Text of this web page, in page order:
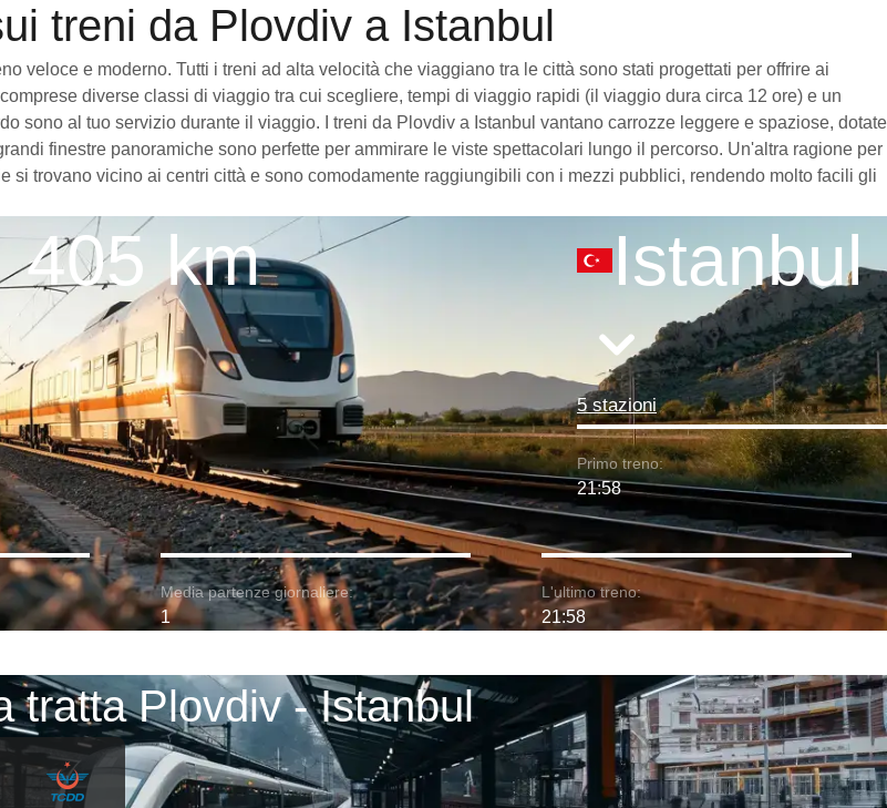
treni da Plovdiv a Istanbul
veloce e moderno. Tutti i treni ad alta velocità che viaggiano tra le città sono stati progettati per offrire ai
diverse classi di viaggio tra cui scegliere, tempi di viaggio rapidi (il viaggio dura circa 12 ore) e un
sono al tuo servizio durante il viaggio. I treni da Plovdiv a Istanbul vantano carrozze leggere e spaziose, dotate
finestre panoramiche sono perfette per ammirare le viste spettacolari lungo il percorso. Un'altra ragione per
trovano vicino ai centri città e sono comodamente raggiungibili con i mezzi pubblici, rendendo molto facili gli
405 km Istanbul
5 stazioni
Primo treno:
21:58
Media partenze giornaliere:
1
L'ultimo treno:
21:58
tratta Plovdiv - Istanbul